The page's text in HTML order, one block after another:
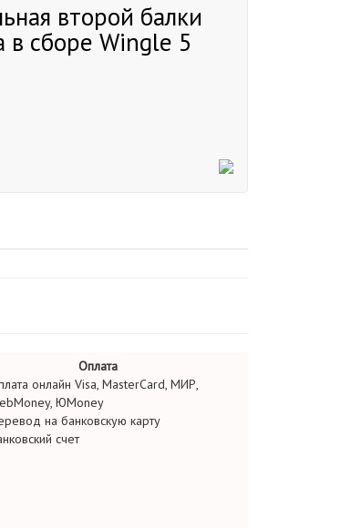
второй балки
в сборе Wingle 5
Оплата
онлайн Visa, MasterCard, МИР,
ЮMoney
на банковскую карту
счет